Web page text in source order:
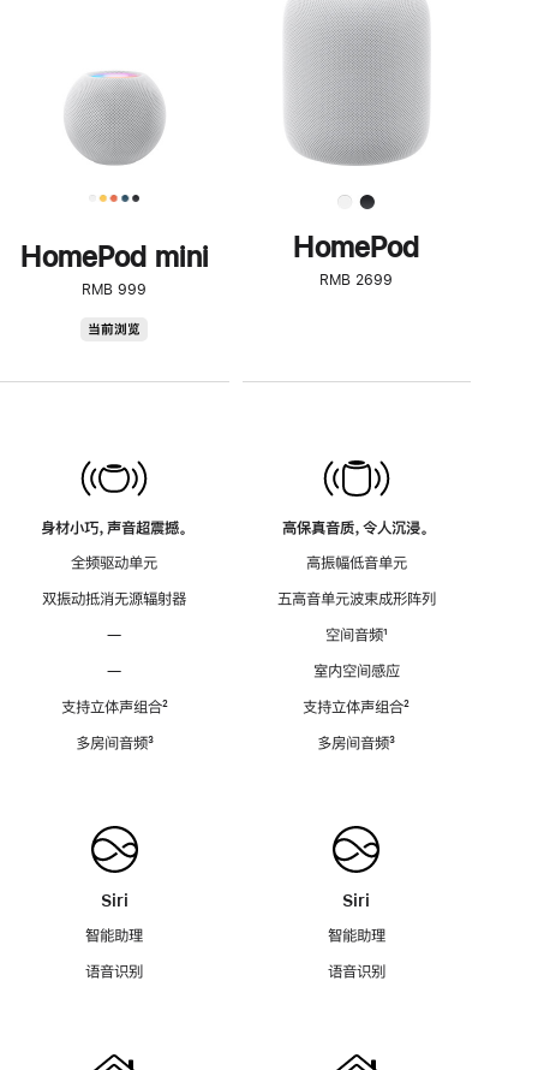
HomePod mini
RMB 999
当前浏览
身材小巧，声音超震撼。
全频驱动单元
双振动抵消无源辐射器
—
—
支持立体声组合脚
²
多房间音频脚
³
Siri
智能助理
语音识别
了
解
HomePod<
HomePod
RMB 2699
高保真音质，令人沉浸。
高振幅低音单元
五高音单元波束成形阵列
空间音频脚
¹
室内空间感应
支持立体声组合脚
²
多房间音频脚
³
Siri
智能助理
语音识别